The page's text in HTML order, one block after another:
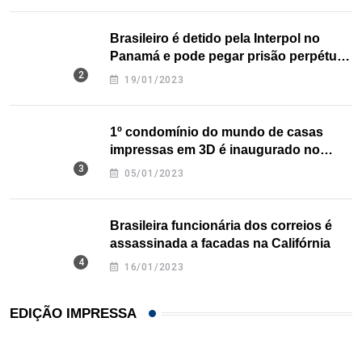
Brasileiro é detido pela Interpol no
Panamá e pode pegar prisão perpétua
nos EUA
19/01/2023
1º condomínio do mundo de casas
impressas em 3D é inaugurado no
Texas
05/01/2023
Brasileira funcionária dos correios é
assassinada a facadas na Califórnia
16/01/2023
EDIÇÃO IMPRESSA